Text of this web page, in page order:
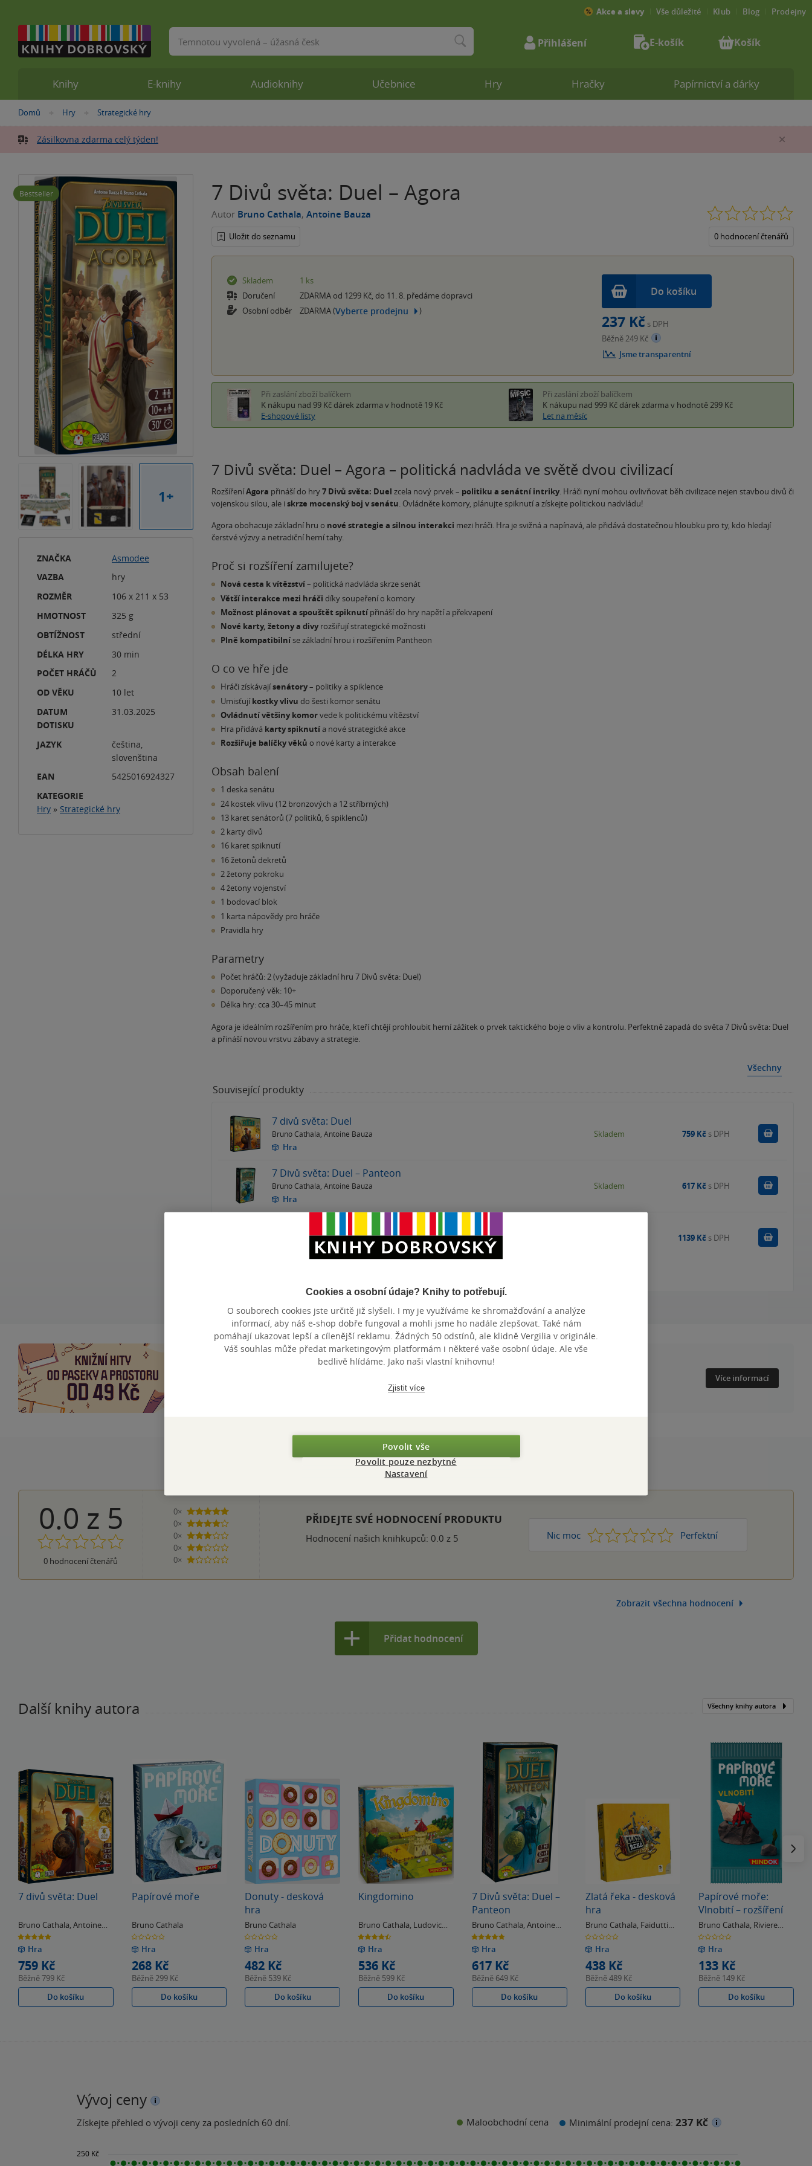
Nacházíte
zde:
Domů »Hry »
Strategické hry
Zásilkovna zdarma celý týden!
Bestseller
1+
ZNAČKA
Asmodee
VAZBA
hry
ROZMĚR
106 x 211 x 53
HMOTNOST
325 g
OBTÍŽNOST
střední
DÉLKA HRY
30 min
POČET HRÁČŮ
2
OD VĚKU
10 let
DATUM
DOTISKU
31.03.2025
JAZYK
čeština,
slovenština
EAN
5425016924327
KATEGORIE
Hry » Strategické hry
7 Divů světa: Duel – Agora
Autor Bruno Cathala, Antoine Bauza
Uložit do seznamu 0 hodnocení čtenářů
Skladem
1 ks
Doručení
ZDARMA od 1299 Kč, do 11. 8. předáme dopravci
Osobní odběr
ZDARMA (Vyberte prodejnu )
Do košíku
237 Kč s DPH
Běžně 249 Kč
Jsme transparentní
Při zaslání zboží balíčkem
K nákupu nad 99 Kč dárek zdarma v hodnotě 19 Kč
E-shopové listy
Při zaslání zboží balíčkem
K nákupu nad 999 Kč dárek zdarma v hodnotě 299 Kč
Let na měsíc
7 Divů světa: Duel – Agora – politická nadvláda ve světě dvou civilizací
RozšířeníAgora přináší do hry7 Divů světa: Duel zcela nový prvek – politiku a senátní intriky. Hráči nyní mohou ovlivňovat běh civilizace nejen stavbou divů či
vojenskou silou, ale i skrze mocenský boj v senátu. Ovládněte komory, plánujte spiknutí a získejte politickou nadvládu!
Agora obohacuje základní hru o nové strategie a silnou interakci mezi hráči. Hra je svižná a napínavá, ale přidává dostatečnou hloubku pro ty, kdo hledají
čerstvé výzvy a netradiční herní tahy.
Proč si rozšíření zamilujete?
Nová cesta k vítězství– politická nadvláda skrze senát
Větší interakce mezi hráči díky soupeření o komory
Možnost plánovat a spouštět spiknutí přináší do hry napětí a překvapení
Nové karty, žetony a divy rozšiřují strategické možnosti
Plně kompatibilníse základní hrou i rozšířením Pantheon
O co ve hře jde
Hráči získávajísenátory– politiky a spiklence
Umisťujíkostky vlivu do šesti komor senátu
Ovládnutí většiny komorvede k politickému vítězství
Hra přidává karty spiknutía nové strategické akce
Rozšiřuje balíčky věků o nové karty a interakce
Obsah balení
1 deska senátu
24 kostek vlivu (12 bronzových a 12 stříbrných)
13 karet senátorů (7 politiků, 6 spiklenců)
2 karty divů
16 karet spiknutí
16 žetonů dekretů
2 žetony pokroku
4 žetony vojenství
1 bodovací blok
1 karta nápovědy pro hráče
Pravidla hry
Parametry
Počet hráčů: 2 (vyžaduje základní hru 7 Divů světa: Duel)
Doporučený věk: 10+
Délka hry: cca 30–45 minut
Agora je ideálním rozšířením pro hráče, kteří chtějí prohloubit herní zážitek o prvek taktického boje o vliv a kontrolu. Perfektně zapadá do světa 7 Divů světa: Duel
a přináší novou vrstvu zábavy a strategie.
Všechny
Související produkty
7 divů světa: Duel
Bruno Cathala Antoine Bauza
Hra
Skladem 759 Kč s DPH
7 Divů světa: Duel – Panteon
Bruno Cathala Antoine Bauza
Hra
Skladem 617 Kč s DPH
Antoine Bauza 1139 Kč s DPH
Více informací
Hodnocení a recenze čtenářů
0.0 z 5
0 hodnocení čtenářů
0×
5 hvězdiček
0×
4 hvězdičky
0×
3 hvězdičky
0×
2 hvězdičky
0×
1 hvezdička
PŘIDEJTE SVÉ HODNOCENÍ PRODUKTU
Hodnocení našich knihkupců: 0.0 z 5 Nic moc 1 2 3 4 Perfektní
5
Zobrazit všechna hodnocení
Přidat hodnocení
Další knihy autora Všechny knihy autora
7 divů světa: Duel
Bruno Cathala, Antoine
Bauza
5.0
z
5
hvězdiček
Hra
759 Kč
Běžně799 Kč
Do košíku
Papírové moře
Bruno Cathala
0.0
z
5
hvězdiček
Hra
268 Kč
Běžně299 Kč
Do košíku
Donuty - desková
hra
Bruno Cathala
0.0
z
5
hvězdiček
Hra
482 Kč
Běžně 539 Kč
Do košíku
Kingdomino
Bruno Cathala, Ludovic
Maublanc
4.4
z
5
hvězdiček
Hra
536 Kč
Běžně 599 Kč
Do košíku
7 Divů světa: Duel –
Panteon
Bruno Cathala, Antoine
Bauza
4.8
z
5
hvězdiček
Hra
617 Kč
Běžně 649 Kč
Do košíku
Zlatá řeka - desková
hra
Bruno Cathala, Faidutti
Bruno
0.0
z
5
hvězdiček
Hra
438 Kč
Běžně489 Kč
Do košíku
Papírové moře:
Vlnobití – rozšíření
Bruno Cathala, Riviere
Theo
0.0
z
5
hvězdiček
Hra
133 Kč
Běžně 149 Kč
Do košíku
Vývoj ceny
Získejte přehled o vývoji ceny za posledních 60 dní. Maloobchodní cena Minimální prodejní cena: 237 Kč
Knihy E-knihy Audioknihy Učebnice Hry Hračky Papírnictví a dárky
Akce a slevy Vše důležité Klub Blog Prodejny
Vyhledávání Přihlášení E-košík Košík
Cookies a osobní údaje? Knihy to potřebují.
O souborech cookies jste určitě již slyšeli. I my je využíváme ke shromažďování a analýze
informací, aby náš e-shop dobře fungoval a mohli jsme ho nadále zlepšovat. Také nám
pomáhají ukazovat lepší a cílenější reklamu. Žádných 50 odstínů, ale klidně Vergilia v originále.
Váš souhlas může předat marketingovým platformám i některé vaše osobní údaje. Ale vše
bedlivě hlídáme. Jako naši vlastní knihovnu!
Zjistit více
Povolit vše
Povolit pouze nezbytné
Nastavení